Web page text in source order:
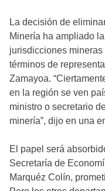
La decisión de
Minería ha ampliado
jurisdicciones
términos de
Zamayoa.
en la región se ven
ministro o secretario
minería”, dijo en una
El papel será
Secretaría de
Marquéz Colín,